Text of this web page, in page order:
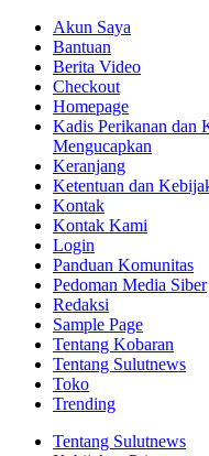
Akun Saya
Bantuan
Berita Video
Checkout
Homepage
Kadis Perikanan dan
Mengucapkan
Keranjang
Ketentuan dan
Kontak
Kontak Kami
Login
Panduan Komunitas
Pedoman Media Siber
Redaksi
Sample Page
Tentang Kobaran
Tentang Sulutnews
Toko
Trending
Tentang Sulutnews